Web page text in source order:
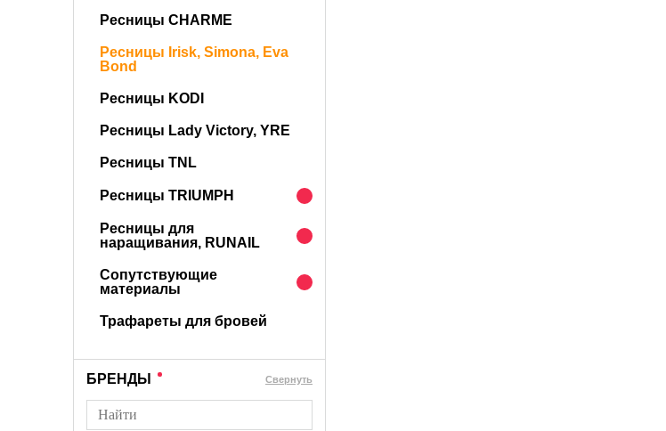
Ресницы CHARME
Ресницы Irisk, Simona, Eva
Bond
Ресницы KODI
Ресницы Lady Victory, YRE
Ресницы TNL
Ресницы TRIUMPH
Ресницы для
наращивания, RUNAIL
Сопутствующие
материалы
Трафареты для бровей
БРЕНДЫ Cвернуть